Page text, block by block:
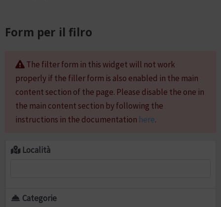
Form per il filro
The filter form in this widget will not work
properly if the filler form is also enabled in the main
content section of the page. Please disable the one in
the main content section by following the
instructions in the documentation here.
Località
Categorie